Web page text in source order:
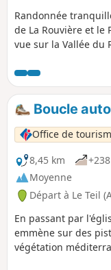
Randonnée
de La Rouvière et le
vue sur la Vallée du
Boucle
Office de
8,45 km
Moyenne
Départ à Le Teil
En passant par
emmène sur des
végétation